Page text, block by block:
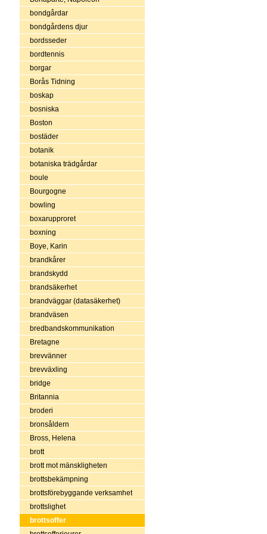
bondgårdar
bondgårdens djur
bordsseder
bordtennis
borgar
Borås Tidning
boskap
bosniska
Boston
bostäder
botanik
botaniska trädgårdar
boule
Bourgogne
bowling
boxarupproret
boxning
Boye, Karin
brandkårer
brandskydd
brandsäkerhet
brandväggar (datasäkerhet)
brandväsen
bredbandskommunikation
Bretagne
brevvänner
brevväxling
bridge
Britannia
broderi
bronsåldern
Bross, Helena
brott
brott mot mänskligheten
brottsbekämpning
brottsförebyggande verksamhet
brottslighet
brottsoffer